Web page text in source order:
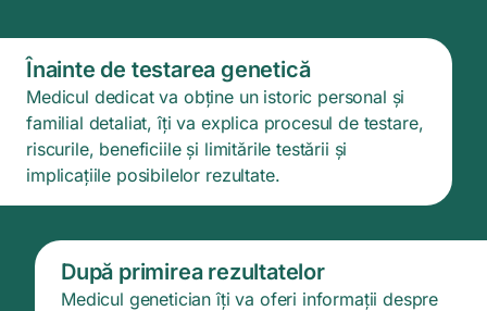
Înainte de testarea genetică
Medicul dedicat va obține un istoric personal și
familial detaliat, îți va explica procesul de testare,
riscurile, beneficiile și limitările testării și
implicațiile posibilelor rezultate.
După primirea rezultatelor
Medicul genetician îți va oferi informații despre